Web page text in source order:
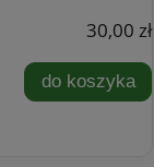
30,00 zł
do koszyka